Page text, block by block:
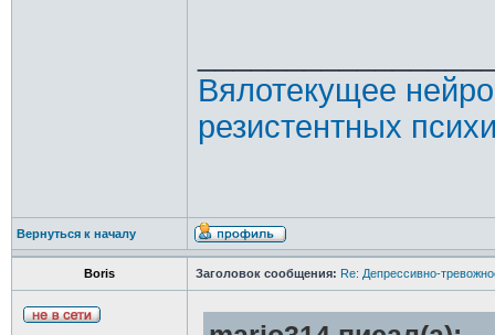
Вялотекущее
резистентных
Вернуться к началу
Boris Заголовок сообщения: Re: Депрессивно-